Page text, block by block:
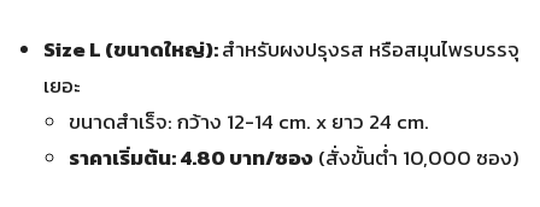
Size L (ขนาดใหญ่):สำหรับผงปรุงรส หรือสมุนไพรบรรจุ
เยอะ
ขนาดสำเร็จ: กว้าง 12-14 cm. x ยาว 24 cm.
ราคาเริ่มต้น: 4.80 บาท/ซอง(สั่งขั้นต่ำ 10,000 ซอง)